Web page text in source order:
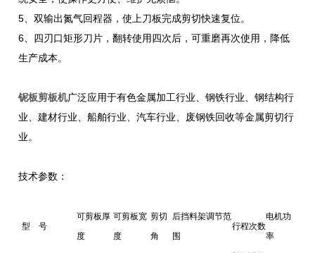
5、双输出氮气回程器，使上刀板完成剪切快速复位。
6、四刃口矩形刀片，翻转使用四次后，可重磨再次使用，降低
生产成本。
铌板剪板机广泛应用于有色金属加工行业、钢铁行业、钢结构行
业、建材行业、船舶行业、汽车行业、废钢铁回收等金属剪切行
业。
技术参数：
型 号
可剪板厚
度
可剪板宽
度
剪切
角
后挡料架调节范
围
行程次数
电机功
率